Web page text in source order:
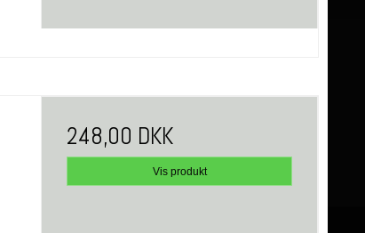
248,00 DKK
Vis produkt